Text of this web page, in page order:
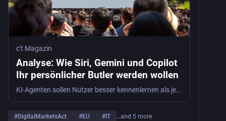
c't Magazin
Analyse: Wie Siri, Gemini und Copilot
Ihr persönlicher Butler werden wollen
KI-Agenten sollen Nutzer besser kennenlernen als jede App – und an die Plattformen von Apple, Google & Co. binden. Die enge Verzahnung erschwert den Umzug.
#DigitalMarketsAct #EU # IT …and 5 more